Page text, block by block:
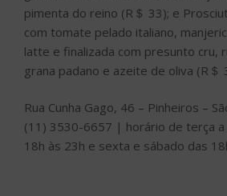
pimenta do reino (R＄ 33); e
com tomate pelado italiano,
latte e finalizada com presunto cru,
grana padano e azeite de oliva (R＄
Rua Cunha Gago, 46 – Pinheiros –
(11) 3530-6657 | horário de terça a
18h às 23h e sexta e sábado das